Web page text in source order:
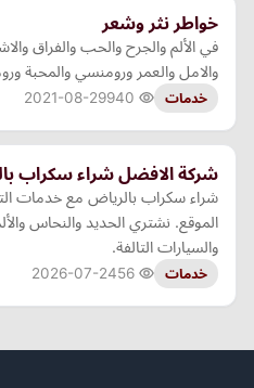
خواطر نثر وشعر
في الألم والجرح والحب والفراق
والامل والعمر ورومنسي والمحبة
خدمات 2021-08-29
شركة الافضل شراء سكراب
شراء سكراب بالرياض مع خدمات
الموقع. نشتري الحديد والنحاس
والسيارات التالفة.
خدمات 2026-07-24